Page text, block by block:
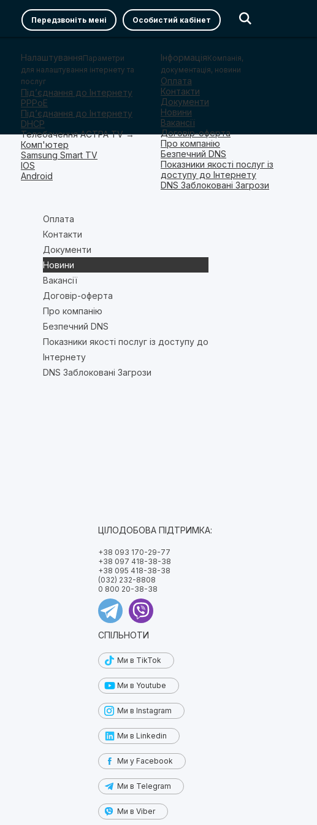
Особистий кабінет
Передзвоніть мені
Налаштування Параметри
для налаштування інтернету та
послуг
Під’єднання до Інтернету
PPPoE
Під’єднання до Інтернету
DHCP
Телебачення АСТРА TV →
Комп'ютер
Samsung Smart TV
IOS
Android
Інформація Компанія,
документація, новини
Оплата
Контакти
Документи
Новини
Вакансії
Договір-оферта
Про компанію
Безпечний DNS
Показники якості послуг із
доступу до Інтернету
DNS Заблоковані Загрози
Оплата
Контакти
Документи
Новини
Вакансії
Договір-оферта
Про компанію
Безпечний DNS
Показники якості послуг із доступу до
Інтернету
DNS Заблоковані Загрози
ЦІЛОДОБОВА ПІДТРИМКА:
+38 093 170-29-77
+38 097 418-38-38
+38 095 418-38-38
(032) 232-8808
0 800 20-38-38
СПІЛЬНОТИ
Ми в TikTok
Ми в Youtube
Ми в Instagram
Ми в Linkedin
Ми у Facebook
Ми в Telegram
Ми в Viber